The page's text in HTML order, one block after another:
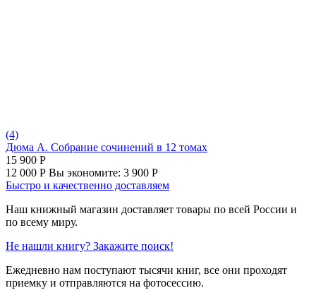
(4)
Дюма А. Собрание сочинений в 12 томах
15 900 Р
12 000 Р Вы экономите: 3 900 Р
Быстро и качественно доставляем
Наш книжный магазин доставляет товары по всей России и
по всему миру.
Не нашли книгу? Закажите поиск!
Ежедневно нам поступают тысячи книг, все они проходят
приемку и отправляются на фотосессию.